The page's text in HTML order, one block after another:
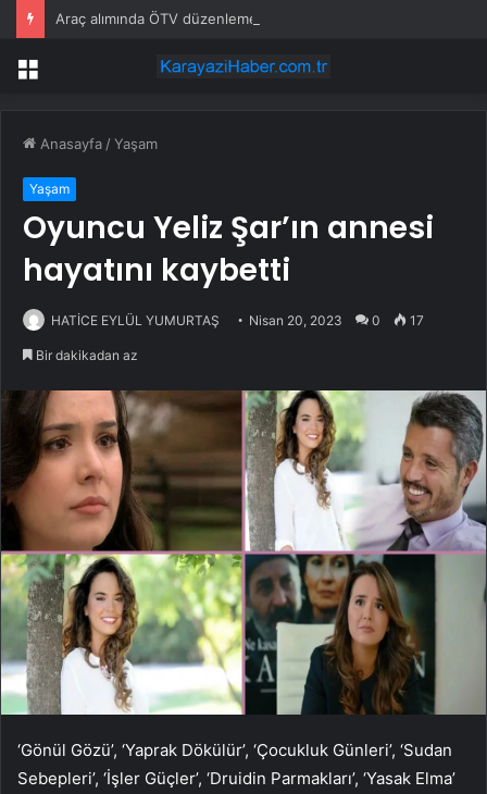
Menü
Anasayfa /Yaşam
Yaşam
Oyuncu Yeliz Şar’ın annesi
hayatını kaybetti
HATİCE EYLÜL YUMURTAŞ Nisan 20, 2023 0 17
Bir dakikadan az
‘Gönül Gözü’, ‘Yaprak Dökülür’, ‘Çocukluk Günleri’, ‘Sudan
Sebepleri’, ‘İşler Güçler’, ‘Druidin Parmakları’, ‘Yasak Elma’